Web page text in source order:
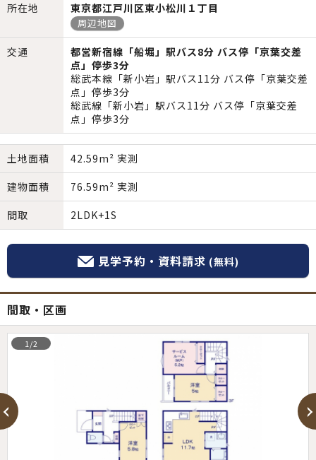
所在地
東京都江戸川区東小松川１丁目
周辺地図
交通
都営新宿線「船堀」駅バス8分 バス停「京葉交差
点」停歩3分
総武本線「新小岩」駅バス11分 バス停「京葉交差
点」停歩3分
総武線「新小岩」駅バス11分 バス停「京葉交差
点」停歩3分
土地面積
42.59m² 実測
建物面積
76.59m² 実測
間取
2LDK+1S
見学予約・資料請求 (無料)
間取・区画
1/2